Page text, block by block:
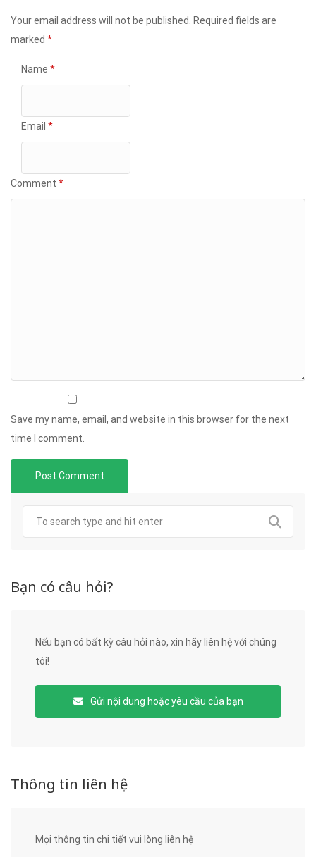
Your email address will not be published.
Required fields are
marked *
Name *
Email *
Comment *
Save my name, email, and website in this browser for the next
time I comment.
Bạn có câu hỏi?
Nếu bạn có bất kỳ câu hỏi nào, xin hãy liên hệ với chúng
tôi!
Gửi nội dung hoặc yêu cầu của bạn
Thông tin liên hệ
Mọi thông tin chi tiết vui lòng liên hệ